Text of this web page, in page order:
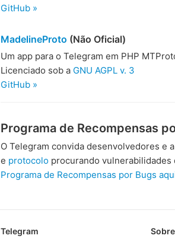
GitHub »
MadelineProto (Não Oficial)
Um app para o Telegram em PHP
Licenciado sob a GNU AGPL v. 3
GitHub »
Programa de Recompensas
O Telegram convida desenvolvedores e
e protocolo procurando vulnerabilidades
Programa de Recompensas por Bugs
Telegram Sobre